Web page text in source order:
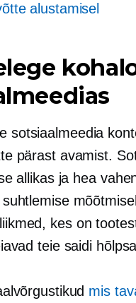
alustamisel
sotsiaalmeedia
pärast avamist.
allikas ja hea
kes on
teie saidi
mis